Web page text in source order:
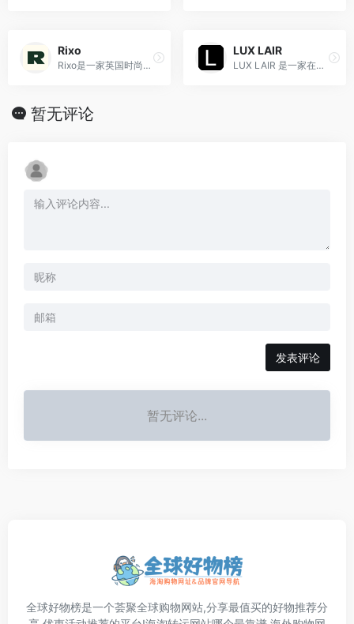
Rixo
Rixo是一家英国时尚品牌，以其独特的印花设计和复古风格在时尚界备受瞩目。
LUX LAIR
LUX LAIR 是一家在线低价奢侈品零售商，专门从事正宗的设计师手袋、服装、鞋子和配饰。
暂无评论
发表评论
暂无评论...
全球好物榜是一个荟聚全球购物网站,分享最值买的好物推荐分